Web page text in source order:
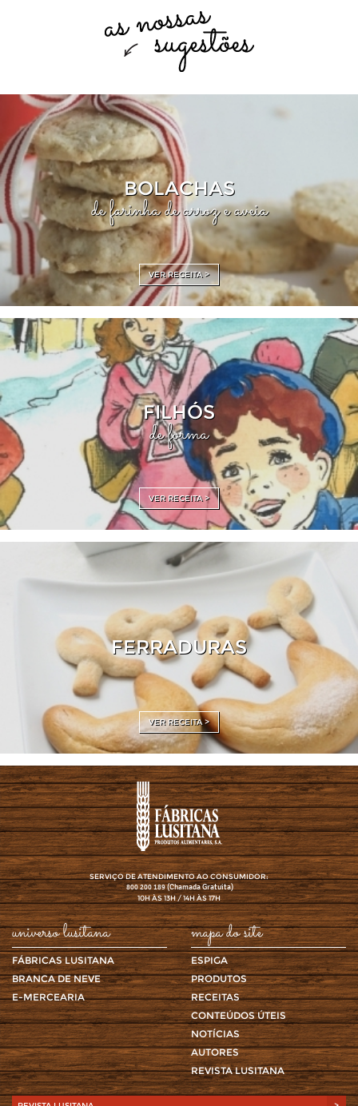
BOLACHAS
de farinha de arroz e aveia
VER RECEITA >
FILHÓS
de forma
VER RECEITA >
FERRADURAS
VER RECEITA >
SERVIÇO DE ATENDIMENTO AO CONSUMIDOR:
800 200 189(Chamada Gratuita)
10H ÀS 13H / 14H ÀS 17H
universo lusitana
FÁBRICAS LUSITANA
BRANCA DE NEVE
E-MERCEARIA
mapa do site
ESPIGA
PRODUTOS
RECEITAS
CONTEÚDOS ÚTEIS
NOTÍCIAS
AUTORES
REVISTA LUSITANA